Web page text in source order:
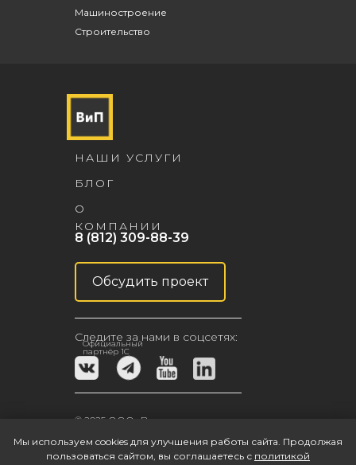
Машиностроение
Строительство
О
КОМПАНИИ
8 (812) 309-88-39
НАШИ УСЛУГИ
Обсудить проект
БЛОГ
Следите за нами в соцсетях:
Официальный
партнёр 1С
© 2025 ООО «Внедренцы и программисты»
ИНН 7806216079
Мы используем cookies для улучшения работы сайта. Продолжая
пользоваться сайтом, вы соглашаетесь с политикой